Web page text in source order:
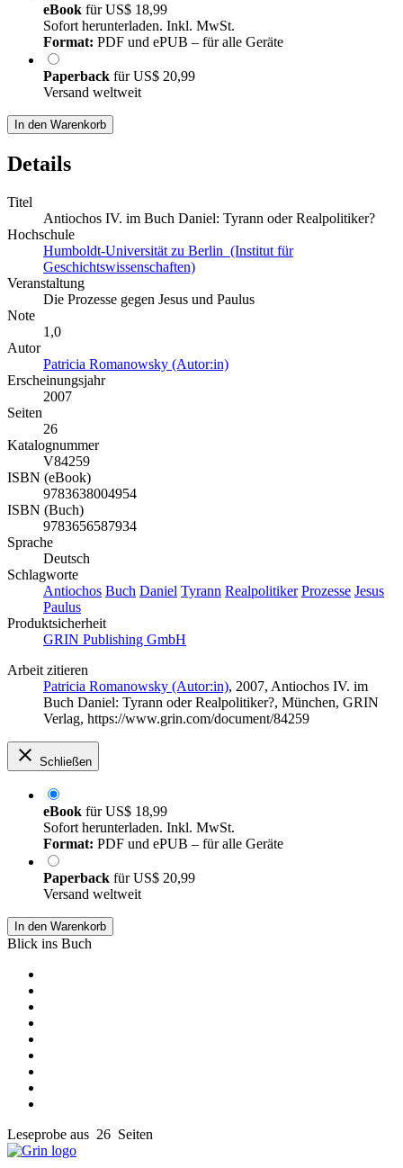
eBook fürUS$ 18,99
Sofort herunterladen. Inkl. MwSt.
Format: PDF und ePUB – für alle Geräte
Paperback fürUS$ 20,99
Versand weltweit
In den Warenkorb
Details
Titel
Antiochos IV. im Buch Daniel: Tyrann oder Realpolitiker?
Hochschule
Humboldt-Universität zu Berlin (Institut für
Geschichtswissenschaften)
Veranstaltung
Die Prozesse gegen Jesus und Paulus
Note
1,0
Autor
Patricia Romanowsky (Autor:in)
Erscheinungsjahr
2007
Seiten
26
Katalognummer
V84259
ISBN (eBook)
9783638004954
ISBN (Buch)
9783656587934
Sprache
Deutsch
Schlagworte
Antiochos Buch Daniel Tyrann Realpolitiker Prozesse Jesus
Paulus
Produktsicherheit
GRIN Publishing GmbH
Arbeit zitieren
Patricia Romanowsky (Autor:in), 2007, Antiochos IV. im
Buch Daniel: Tyrann oder Realpolitiker?, München, GRIN
Verlag, https://www.grin.com/document/84259
Schließen
eBook fürUS$ 18,99
Sofort herunterladen. Inkl. MwSt.
Format: PDF und ePUB – für alle Geräte
Paperback fürUS$ 20,99
Versand weltweit
In den Warenkorb
Blick ins Buch